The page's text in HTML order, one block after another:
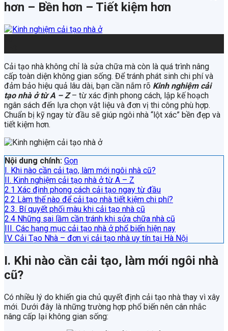
hơn – Bền hơn – Tiết kiệm hơn
Cải tạo nhà không chỉ là sửa chữa mà còn là quá trình nâng
cấp toàn diện không gian sống. Để tránh phát sinh chi phí và
đảm bảo hiệu quả lâu dài, bạn cần nắm rõ Kinh nghiệm cải
tạo nhà ở từ A – Z– từ xác định phong cách, lập kế hoạch
ngân sách đến lựa chọn vật liệu và đơn vị thi công phù hợp.
Chuẩn bị kỹ ngay từ đầu sẽ giúp ngôi nhà “lột xác” bền đẹp và
tiết kiệm hơn.
Nội dung chính: Gọn
I. Khi nào cần cải tạo, làm mới ngôi nhà cũ?
II. Kinh nghiệm cải tạo nhà ở từ A – Z
2.1 Xác định phong cách cải tạo ngay từ đầu
2.2 Làm thế nào để cải tạo nhà tiết kiệm chi phí?
2.3. Bí quyết phối màu khi cải tạo nhà cũ
2.4 Những sai lầm cần tránh khi sửa chữa nhà cũ
III. Các hạng mục cải tạo nhà ở phổ biến hiện nay
IV. Cải Tạo Nhà – đơn vị cải tạo nhà uy tín tại Hà Nội
I. Khi nào cần cải tạo, làm mới ngôi nhà
cũ?
Có nhiều lý do khiến gia chủ quyết định cải tạo nhà thay vì xây
mới. Dưới đây là những trường hợp phổ biến nên cân nhắc
nâng cấp lại không gian sống: